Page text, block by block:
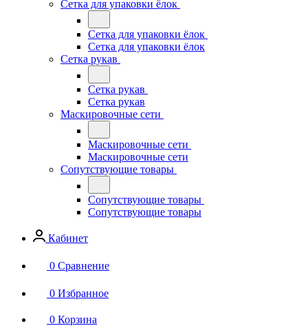
Сетка для упаковки ёлок
Сетка для упаковки ёлок
Сетка для упаковки ёлок
Сетка рукав
Сетка рукав
Сетка рукав
Маскировочные сети
Маскировочные сети
Маскировочные сети
Сопутствующие товары
Сопутствующие товары
Сопутствующие товары
Кабинет
0 Сравнение
0 Избранное
0 Корзина